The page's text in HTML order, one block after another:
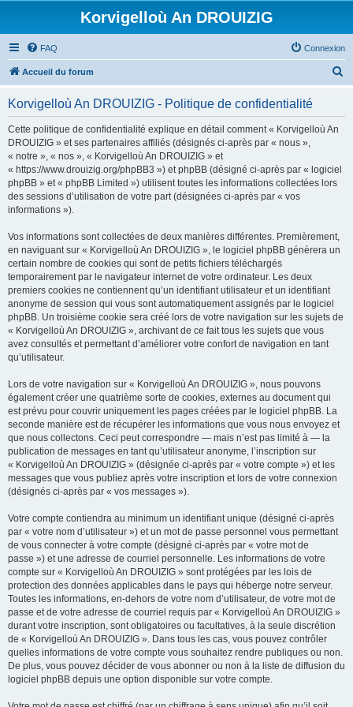
Korvigelloù An DROUIZIG
FAQ Connexion
Accueil du forum
Korvigelloù An DROUIZIG - Politique de confidentialité
Cette politique de confidentialité explique en détail comment « Korvigelloù An
DROUIZIG » et ses partenaires affiliés (désignés ci-après par « nous »,
« notre », « nos », « Korvigelloù An DROUIZIG » et
« https://www.drouizig.org/phpBB3 ») et phpBB (désigné ci-après par « logiciel
phpBB » et « phpBB Limited ») utilisent toutes les informations collectées lors
des sessions d’utilisation de votre part (désignées ci-après par « vos
informations »).
Vos informations sont collectées de deux manières différentes. Premièrement,
en naviguant sur « Korvigelloù An DROUIZIG », le logiciel phpBB génèrera un
certain nombre de cookies qui sont de petits fichiers téléchargés
temporairement par le navigateur internet de votre ordinateur. Les deux
premiers cookies ne contiennent qu’un identifiant utilisateur et un identifiant
anonyme de session qui vous sont automatiquement assignés par le logiciel
phpBB. Un troisième cookie sera créé lors de votre navigation sur les sujets de
« Korvigelloù An DROUIZIG », archivant de ce fait tous les sujets que vous
avez consultés et permettant d’améliorer votre confort de navigation en tant
qu’utilisateur.
Lors de votre navigation sur « Korvigelloù An DROUIZIG », nous pouvons
également créer une quatrième sorte de cookies, externes au document qui
est prévu pour couvrir uniquement les pages créées par le logiciel phpBB. La
seconde manière est de récupérer les informations que vous nous envoyez et
que nous collectons. Ceci peut correspondre — mais n’est pas limité à — la
publication de messages en tant qu’utilisateur anonyme, l’inscription sur
« Korvigelloù An DROUIZIG » (désignée ci-après par « votre compte ») et les
messages que vous publiez après votre inscription et lors de votre connexion
(désignés ci-après par « vos messages »).
Votre compte contiendra au minimum un identifiant unique (désigné ci-après
par « votre nom d’utilisateur ») et un mot de passe personnel vous permettant
de vous connecter à votre compte (désigné ci-après par « votre mot de
passe ») et une adresse de courriel personnelle. Les informations de votre
compte sur « Korvigelloù An DROUIZIG » sont protégées par les lois de
protection des données applicables dans le pays qui héberge notre serveur.
Toutes les informations, en-dehors de votre nom d’utilisateur, de votre mot de
passe et de votre adresse de courriel requis par « Korvigelloù An DROUIZIG »
durant votre inscription, sont obligatoires ou facultatives, à la seule discrétion
de « Korvigelloù An DROUIZIG ». Dans tous les cas, vous pouvez contrôler
quelles informations de votre compte vous souhaitez rendre publiques ou non.
De plus, vous pouvez décider de vous abonner ou non à la liste de diffusion du
logiciel phpBB depuis une option disponible sur votre compte.